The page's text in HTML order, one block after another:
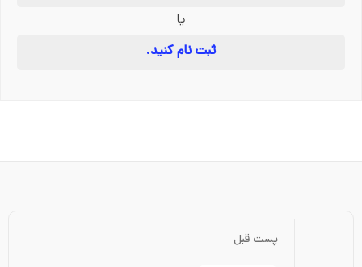
یا
ثبت نام کنید.
پست قبل